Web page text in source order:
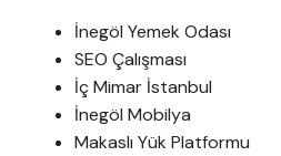
İnegöl Yemek Odası
SEO Çalışması
İç Mimar İstanbul
İnegöl Mobilya
Makaslı Yük Platformu